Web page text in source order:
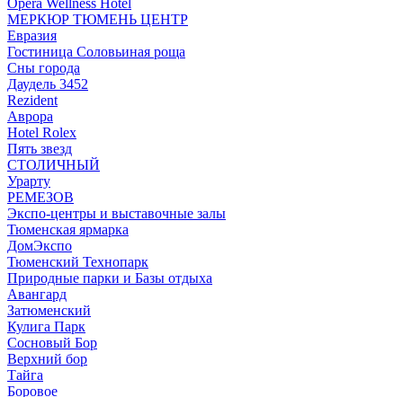
Opera Wellness Hotel
МЕРКЮР ТЮМЕНЬ ЦЕНТР
Евразия
Гостиница Соловьиная роща
Сны города
Даудель 3452
Rezident
Аврора
Hotel Rolex
Пять звезд
СТОЛИЧНЫЙ
Урарту
РЕМЕЗОВ
Экспо-центры и выставочные залы
Тюменская ярмарка
ДомЭкспо
Тюменский Технопарк
Природные парки и Базы отдыха
Авангард
Затюменский
Кулига Парк
Сосновый Бор
Верхний бор
Тайга
Боровое